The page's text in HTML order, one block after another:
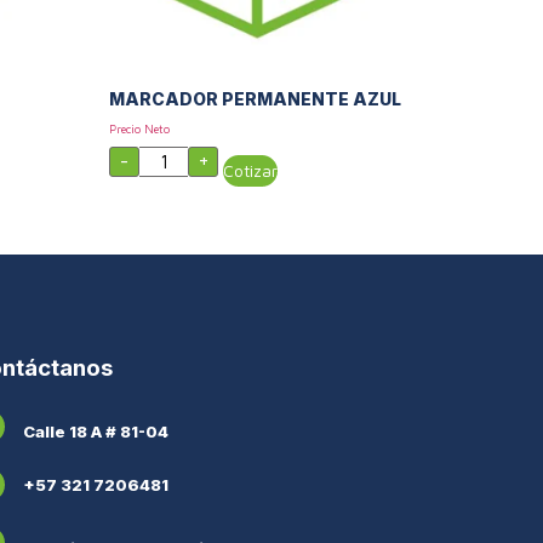
MARCADOR PERMANENTE AZUL
Precio Neto
- + Cotizar
Calle 18 A # 81-04
+57 321 7206481